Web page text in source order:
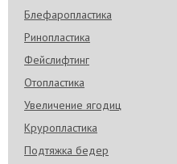
Блефаропластика
Ринопластика
Фейслифтинг
Отопластика
Увеличение ягодиц
Круропластика
Подтяжка бедер